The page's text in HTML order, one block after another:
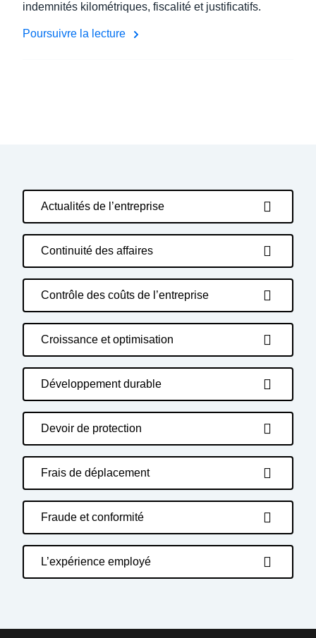
indemnités kilométriques, fiscalité et justificatifs.
Poursuivre la lecture
Actualités de l’entreprise
Continuité des affaires
Contrôle des coûts de l’entreprise
Croissance et optimisation
Développement durable
Devoir de protection
Frais de déplacement
Fraude et conformité
L’expérience employé